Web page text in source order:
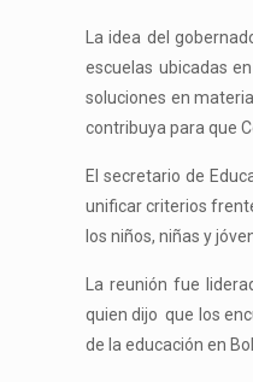
La idea del
escuelas ubicadas
soluciones en
contribuya para que
El secretario de
unificar criterios
los niños, niñas y
La reunión fue
quien dijo que los
de la educación en